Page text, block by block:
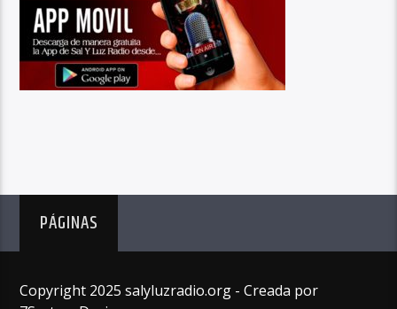
PÁGINAS
Copyright 2025 salyluzradio.org - Creada por